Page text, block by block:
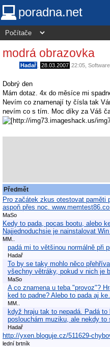
poradna.net
modrá obrazovka
Hadař 28.03.2007 22:05 Software
Dobrý den
Mám dotaz. 4x do měsíce mi
Nevím co znamenají ty čísla tak
nevím co s tím. Moc díky za Váš
Předmět
Pro začátek zkus otestovat paměti
aspoň přes noc.
MaSo
Kedy to pada, pocas bootu, alebo
Najjednoduchsie je nainstalovat Win
MM..
padá mi to většinou normálně při
Hadař
To by se taky mohlo něco
všechny větráky, pokud v nich je
MaSo
A co znamena u teba "provoz"?
ked to padne? Alebo to pada aj
MM..
když hraju tak to nepadá. Padá to
poslouchám muziku, ale nekdy to
Hadař
http://yxen.bloguje.cz/511629-
lední brtník